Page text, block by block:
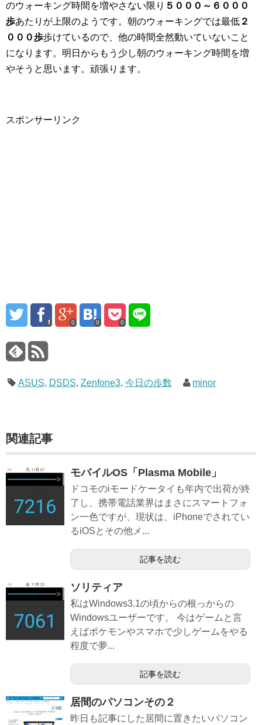
のウォーキング時間を増やさない限り ５０００～６０００
歩あたりが上限のようです。朝のウォーキングでは最低 ２
０００歩歩けているので、他の時間全然動いていないこと
になります。明日からもう少し朝のウォーキング時間を増
やそうと思います。頑張ります。
スポンサーリンク
0 0 0
ASUS, DSDS, Zenfone3, 今日の歩数 minor
関連記事
モバイルOS「Plasma Mobile」
ドコモのiモードケータイも年内で出荷が終
了し、携帯電話業界はまさにスマートフォ
ン一色ですが、現状は、iPhoneでされてい
るiOSとその他メ...
記事を読む
ソリティア
私はWindows3.1の頃からの根っからの
Windowsユーザーです。 今はゲームと言
えばポケモンやスマホで少しゲームをやる
程度で夢...
記事を読む
居間のパソコンその２
昨日も記事にした居間に置きたいパソコン